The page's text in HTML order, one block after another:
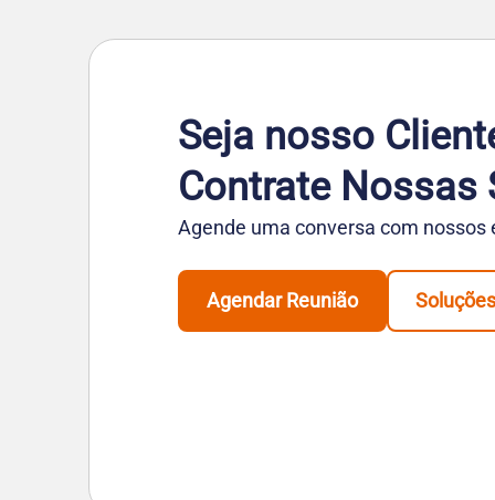
Seja nosso
Contrate Nossas
Agende uma conversa com
Agendar Reunião Soluções